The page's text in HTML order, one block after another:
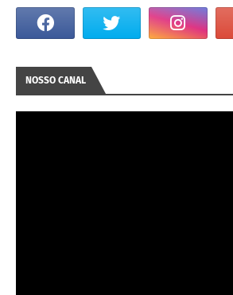
NOSSO CANAL